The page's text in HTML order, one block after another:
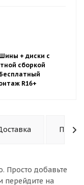
Шины + диски с
сборкой
Бесплатный
R16+
Просто добавьте
перейдите на